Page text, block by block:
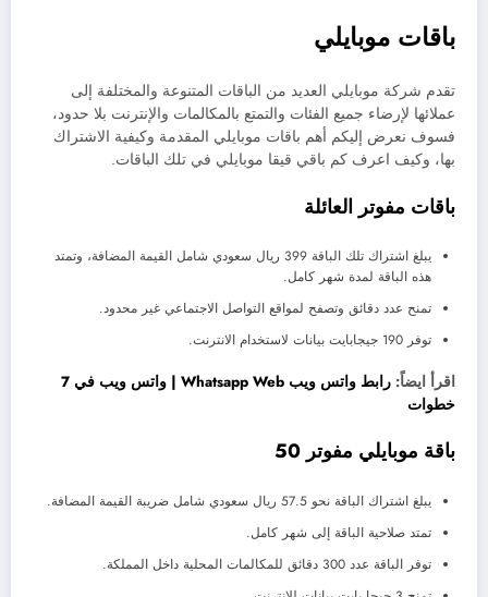
باقات موبايلي
تقدم شركة موبايلي العديد من الباقات المتنوعة والمختلفة إلى
عملائها لإرضاء جميع الفئات والتمتع بالمكالمات والإنترنت بلا حدود،
فسوف نعرض إليكم أهم باقات موبايلي المقدمة وكيفية الاشتراك
بها، وكيف اعرف كم باقي قيقا موبايلي في تلك الباقات.
باقات مفوتر العائلة
يبلغ اشتراك تلك الباقة 399 ريال سعودي شامل القيمة المضافة، وتمتد
هذه الباقة لمدة شهر كامل.
تمنح عدد دقائق وتصفح لمواقع التواصل الاجتماعي غير محدود.
توفر 190 جيجابايت بيانات لاستخدام الانترنت.
اقرأ ايضاً:
رابط واتس ويب Whatsapp Web | واتس ويب في 7
خطوات
باقة موبايلي مفوتر 50
يبلغ اشتراك الباقة نحو 57.5 ريال سعودي شامل ضريبة القيمة المضافة.
تمتد صلاحية الباقة إلى شهر كامل.
توفر الباقة عدد 300 دقائق للمكالمات المحلية داخل المملكة.